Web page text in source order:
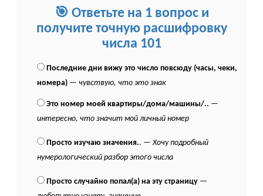
🎯 Ответьте на 1 вопрос и
получите точную расшифровку
числа 101
Последние дни вижу это число повсюду (часы, чеки,
номера) —чувствую, что это знак
Это номер моей квартиры/дома/машины/.. —
интересно, что значит мой личный номер
Просто изучаю значения.. —Хочу подробный
нумерологический разбор этого числа
Просто случайно попал(а) на эту страницу —